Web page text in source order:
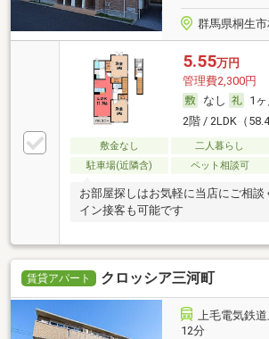
群馬県桐生
5.55万円
管理費2,300円
なし
1ヶ
2階 / 2LDK（
敷金なし 二人暮らし
駐車場(近隣含)
ペット相談可
お部屋探しはお気軽に当店にご相談
イン接客も可能です
賃貸アパート クロッシア三河町
上毛電気鉄
12分